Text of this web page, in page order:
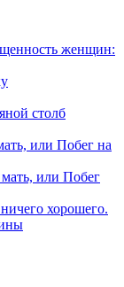
женщин:
столб
или Побег на
или Побег
хорошего.